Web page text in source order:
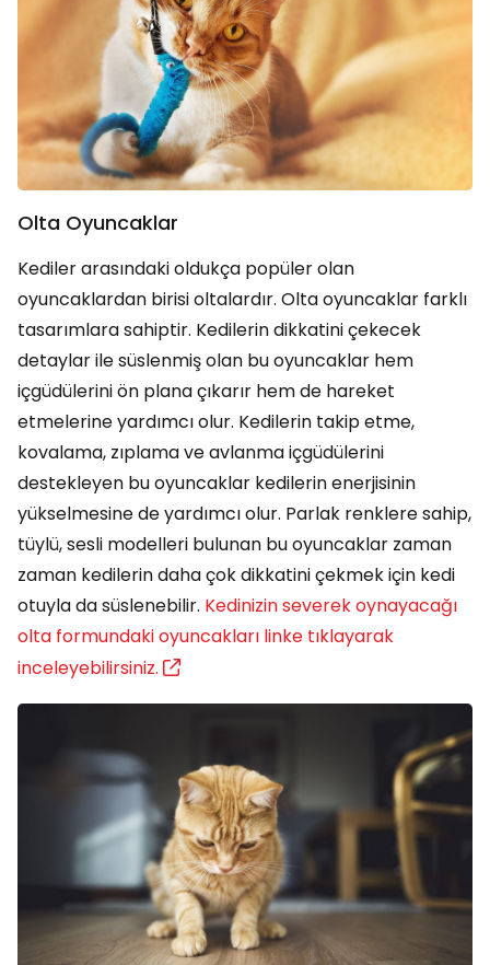
Olta Oyuncaklar
Kediler arasındaki oldukça popüler olan
oyuncaklardan birisi oltalardır. Olta oyuncaklar farklı
tasarımlara sahiptir. Kedilerin dikkatini çekecek
detaylar ile süslenmiş olan bu oyuncaklar hem
içgüdülerini ön plana çıkarır hem de hareket
etmelerine yardımcı olur. Kedilerin takip etme,
kovalama, zıplama ve avlanma içgüdülerini
destekleyen bu oyuncaklar kedilerin enerjisinin
yükselmesine de yardımcı olur. Parlak renklere sahip,
tüylü, sesli modelleri bulunan bu oyuncaklar zaman
zaman kedilerin daha çok dikkatini çekmek için kedi
otuyla da süslenebilir. Kedinizin severek oynayacağı
olta formundaki oyuncakları linke tıklayarak
inceleyebilirsiniz.